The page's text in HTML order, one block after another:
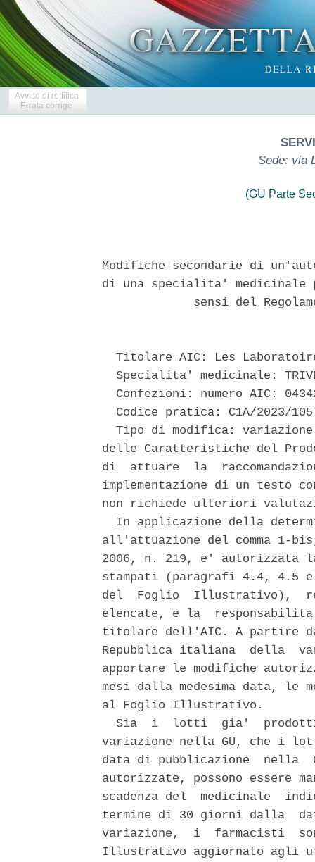
Avviso di rettifica
Errata corrige
Sede: via
(GU Parte
Modifiche secondarie di
di una specialita' medicinale
sensi del
Titolare AIC: Les
Specialita' medicinale:
Confezioni: numero AIC:
Codice pratica: C1A/2023/
Tipo di modifica:
delle Caratteristiche del
di  attuare  la
implementazione di un testo
non richiede ulteriori
In applicazione della
all'attuazione del comma 1-
2006, n. 219, e' autorizzata
stampati (paragrafi 4.4, 4.5
del  Foglio  Illustrativo),
elencate, e la
titolare dell'AIC. A partire
Repubblica italiana  della
apportare le modifiche
mesi dalla medesima data, le
al Foglio Illustrativo.
Sia  i  lotti  gia'
variazione nella GU, che i
data di pubblicazione  nella
autorizzate, possono essere
scadenza del  medicinale
termine di 30 giorni dalla
variazione,  i  farmacisti
Illustrativo aggiornato agli